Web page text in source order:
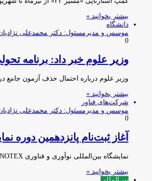
بیشتر بخوانید »
دانشگاه
موسس و مدیرمسئول: دکتر محمدعلی
0
وزیر علوم خبر داد: برنامه
وزیر علوم درباره احتمال حذف آزمون
بیشتر بخوانید »
شرکت‌های فناور
موسس و مدیرمسئول: دکتر محمدعلی
0
آغاز ثبت‌نام پانزدهمین دوره
نمایشگاه بین‌المللی نوآوری و فناوری INOTEX، بزرگ‌ترین گردهمایی بازیگران زیست‌بوم نوآوری کشور، بار دیگر آماده می‌شود تا استارتاپ‌ها، شرکت‌های فناور،…
بیشتر بخوانید »